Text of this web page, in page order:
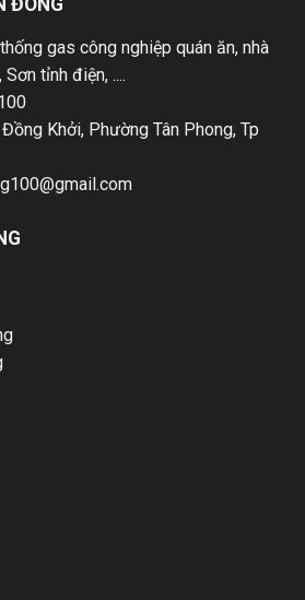
ĐÔNG
gas công nghiệp quán ăn, nhà
tỉnh điện, ....
Khởi, Phường Tân Phong, Tp